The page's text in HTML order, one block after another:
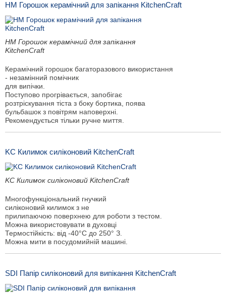
HM Горошок керамічний для запікання KitchenCraft
HM Горошок керамічний для запікання
KitchenCraft
Керамічний горошок багаторазового використання
- незамінний помічник
для випічки.
Поступово прогрівається, запобігає
розтріскування тіста з боку бортика, поява
бульбашок з повітрям наповерхні.
Рекомендується тільки ручне миття.
KC Килимок силіконовий KitchenCraft
KC Килимок силіконовий KitchenCraft
Многофункціональний гнучкий
силіконовий килимок з не
прилипаючою поверхнею для роботи з тестом.
Можна використовувати в духовці
Термостійкість: від -40°С до 250° З.
Можна мити в посудомийній машині.
SDI Папір силіконовий для випікання KitchenCraft